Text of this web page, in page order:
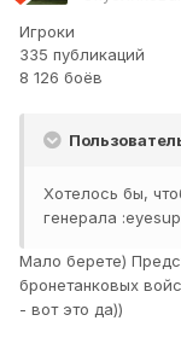
Игроки
335 публикаций
8 126 боёв
Хотелось бы,
генерала
Мало берете)
бронетанковых
- вот это да))